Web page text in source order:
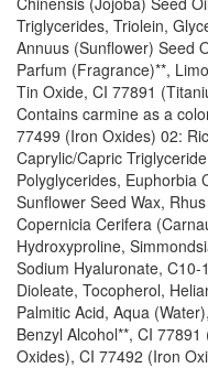
Triglycerides, Triolein,
Annuus (Sunflower) Seed
Parfum (Fragrance)**,
Tin Oxide, CI 77891
Contains carmine as a
77499 (Iron Oxides) 02:
Caprylic/Capric
Polyglycerides, Euphorbia
Sunflower Seed Wax,
Copernicia Cerifera
Hydroxyproline,
Sodium Hyaluronate, C10-
Dioleate, Tocopherol,
Palmitic Acid, Aqua
Benzyl Alcohol**, CI
Oxides), CI 77492 (Iron